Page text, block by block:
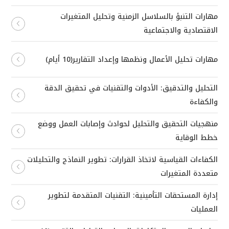
مهارات التنبؤ بالسلاسل الزمنية وتحليل المتغيرات
الاقتصادية والاجتماعية
مهارات تحليل الأعمال ونظمها وإعداد التقارير(10 أيام)
التحليل والتدقيق: الأدوات والتقنيات في تحقيق الدقة
والكفاءة
منهجيات التحقيق والتحليل لحوادث وإصابات العمل ووضع
خطط الوقاية
الكفاءات القياسية لاتخاذ القرارات: تطوير النماذج والتحليلات
متعددة المتغيرات
إدارة المستحقات التأمينية: التقنيات المتقدمة لتطوير
العمليات